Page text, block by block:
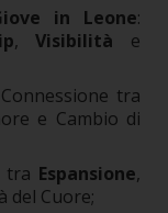
in Leone:
,Visibilità e
tra
e Cambio di
tra Espansione,
del Cuore;